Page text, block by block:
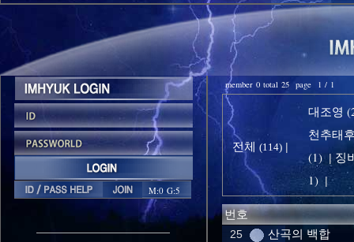
M:0 G:5
member 0 total 25 page 1 / 1
전체 (114) |
대조영
천추태
(1) | 징
1) |
번호
25 산곡의 백합